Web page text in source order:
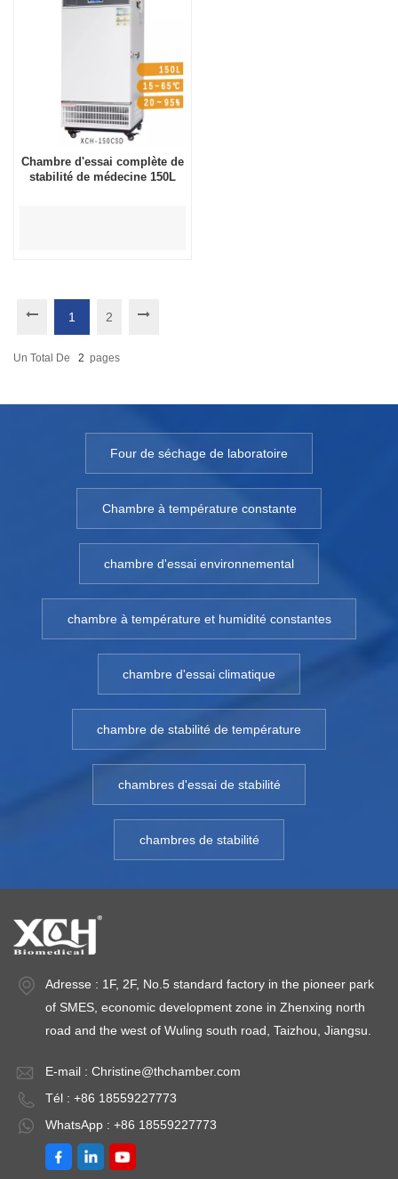
Chambre d'essai complète de
stabilité de médecine 150L
1 2
Un Total De 2 Pages
Four de séchage de laboratoire
Chambre à température constante
chambre d'essai environnemental
chambre à température et humidité constantes
chambre d'essai climatique
chambre de stabilité de température
chambres d'essai de stabilité
chambres de stabilité
Adresse : 1F, 2F, No.5 standard factory in the pioneer park
of SMES, economic development zone in Zhenxing north
road and the west of Wuling south road, Taizhou, Jiangsu.
E-mail : Christine@thchamber.com
Tél : +86 18559227773
WhatsApp : +86 18559227773